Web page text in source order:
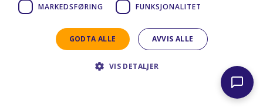
Detaljer
Elektrisk
MARKEDSFØRING FUNKSJONALITET
GODTA ALLE AVVIS ALLE
VIS DETALJER